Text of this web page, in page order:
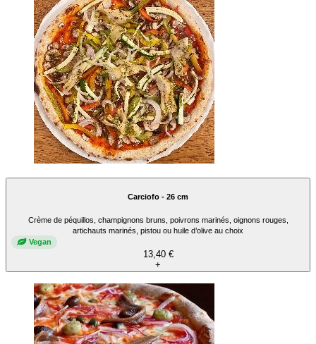
Carciofo - 26 cm
Crème de péquillos, champignons bruns, poivrons marinés, oignons rouges,
artichauts marinés, pistou ou huile d’olive au choix
Vegan
13,40 €
+